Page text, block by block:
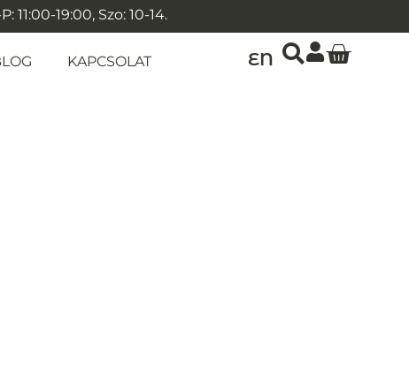
19:00, Szo: 10-14.
KAPCSOLAT EN